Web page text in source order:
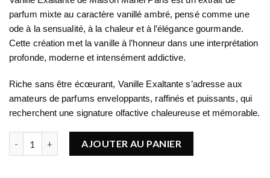
parfum mixte au caractère vanillé ambré, pensé comme une
ode à la sensualité, à la chaleur et à l’élégance gourmande.
Cette création met la vanille à l’honneur dans une interprétation
profonde, moderne et intensément addictive.
Riche sans être écœurant, Vanille Exaltante s’adresse aux
amateurs de parfums enveloppants, raffinés et puissants, qui
recherchent une signature olfactive chaleureuse et mémorable.
AJOUTER AU PANIER